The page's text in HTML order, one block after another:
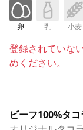
卵 乳 小麦
登録されていな
めください。
ビーフ100%タ